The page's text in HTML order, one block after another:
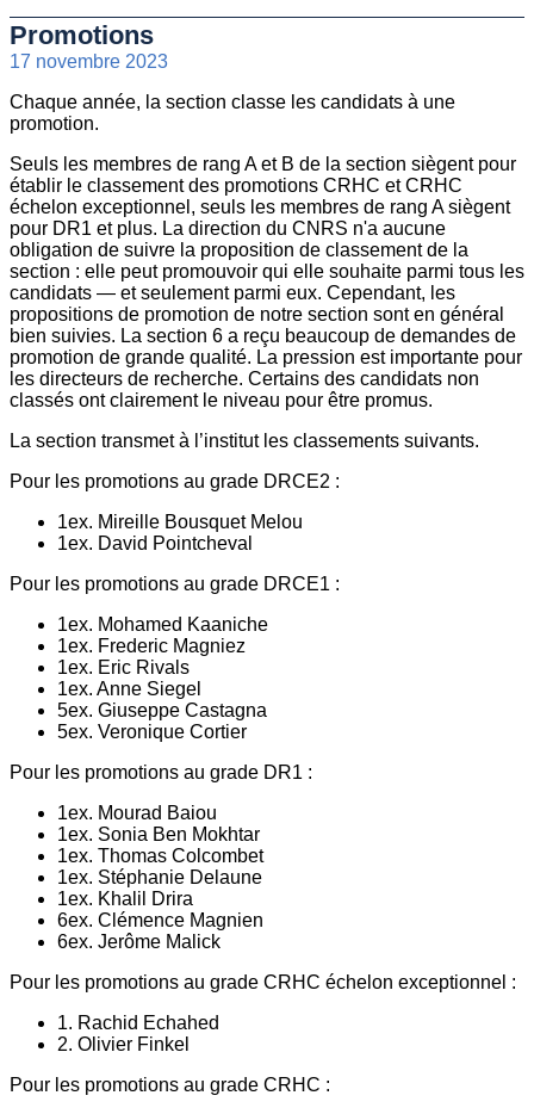
Promotions
17 novembre 2023
Chaque année, la section classe les candidats à une
promotion.
Seuls les membres de rang A et B de la section siègent pour
établir le classement des promotions CRHC et CRHC
échelon exceptionnel, seuls les membres de rang A siègent
pour DR1 et plus. La direction du CNRS n'a aucune
obligation de suivre la proposition de classement de la
section : elle peut promouvoir qui elle souhaite parmi tous les
candidats — et seulement parmi eux. Cependant, les
propositions de promotion de notre section sont en général
bien suivies. La section 6 a reçu beaucoup de demandes de
promotion de grande qualité. La pression est importante pour
les directeurs de recherche. Certains des candidats non
classés ont clairement le niveau pour être promus.
La section transmet à l’institut les classements suivants.
Pour les promotions au grade DRCE2 :
1ex. Mireille Bousquet Melou
1ex. David Pointcheval
Pour les promotions au grade DRCE1 :
1ex. Mohamed Kaaniche
1ex. Frederic Magniez
1ex. Eric Rivals
1ex. Anne Siegel
5ex. Giuseppe Castagna
5ex. Veronique Cortier
Pour les promotions au grade DR1 :
1ex. Mourad Baiou
1ex. Sonia Ben Mokhtar
1ex. Thomas Colcombet
1ex. Stéphanie Delaune
1ex. Khalil Drira
6ex. Clémence Magnien
6ex. Jerôme Malick
Pour les promotions au grade CRHC échelon exceptionnel :
1. Rachid Echahed
2. Olivier Finkel
Pour les promotions au grade CRHC :